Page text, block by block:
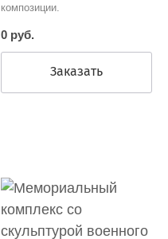
композиции.
0 руб.
Заказать